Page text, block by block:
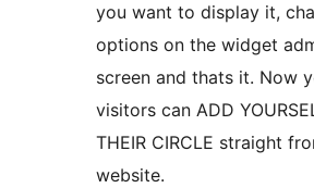
you want to display it,
options on the widget
screen and thats it. Now
visitors can ADD
THEIR CIRCLE straight
website.